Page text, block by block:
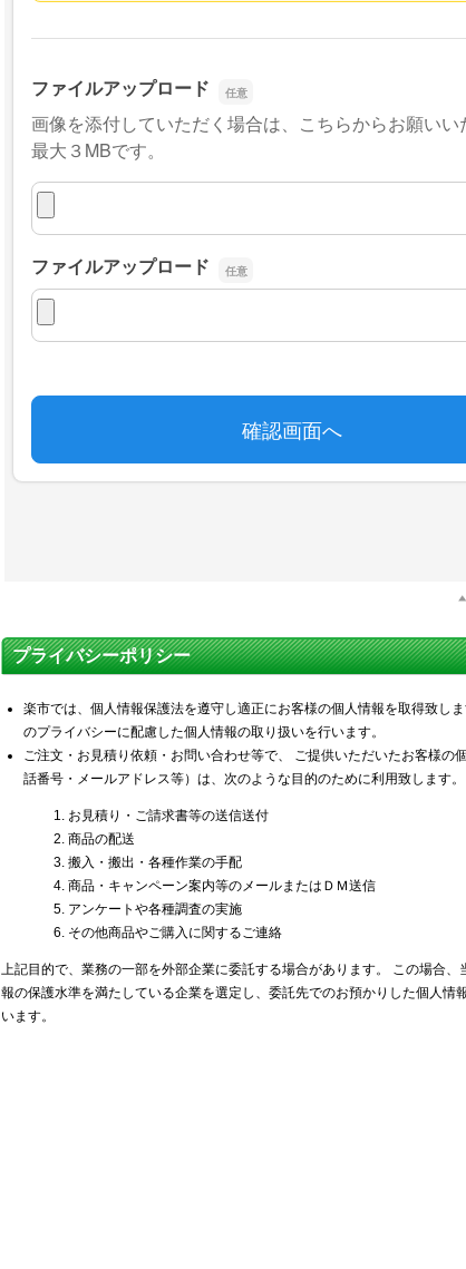
プライバシーポリシー
楽市では、個人情報保護法を遵守し適正にお客様の個人情報を取得致し
のプライバシーに配慮した個人情報の取り扱いを行います。
ご注文・お見積り依頼・お問い合わせ等で、 ご提供いただいたお客様の
話番号・メールアドレス等）は、次のような目的のために利用致します。
お見積り・ご請求書等の送信送付
商品の配送
搬入・搬出・各種作業の手配
商品・キャンペーン案内等のメールまたはＤＭ送信
アンケートや各種調査の実施
その他商品やご購入に関するご連絡
上記目的で、業務の一部を外部企業に委託する場合があります。 この場合、
報の保護水準を満たしている企業を選定し、委託先でのお預かりした個人情
います。